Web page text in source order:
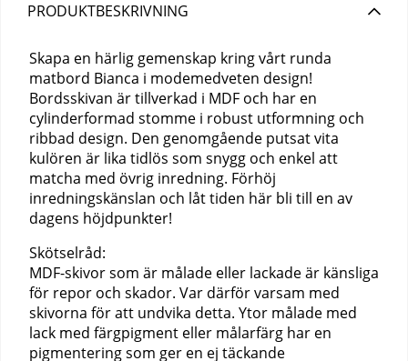
PRODUKTBESKRIVNING
Skapa en härlig gemenskap kring vårt runda
matbord Bianca i modemedveten design!
Bordsskivan är tillverkad i MDF och har en
cylinderformad stomme i robust utformning och
ribbad design. Den genomgående putsat vita
kulören är lika tidlös som snygg och enkel att
matcha med övrig inredning. Förhöj
inredningskänslan och låt tiden här bli till en av
dagens höjdpunkter!
Skötselråd:
MDF-skivor som är målade eller lackade är känsliga
för repor och skador. Var därför varsam med
skivorna för att undvika detta. Ytor målade med
lack med färgpigment eller målarfärg har en
pigmentering som ger en ej täckande